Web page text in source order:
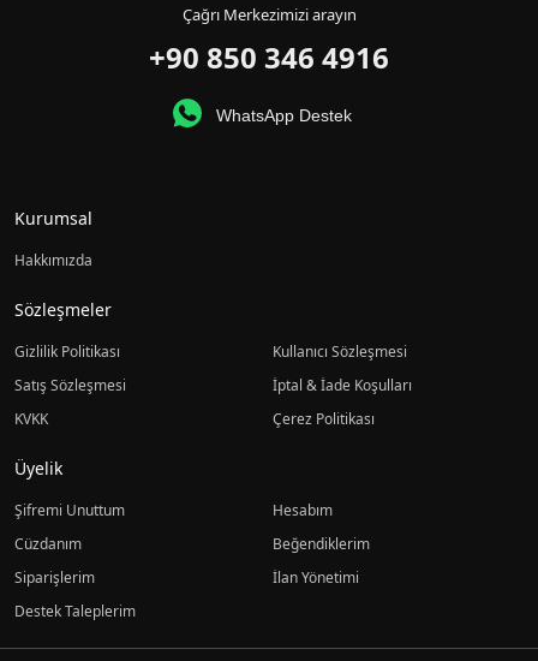
Çağrı Merkezimizi arayın
+90 850 346 4916
WhatsApp Destek
Kurumsal
Hakkımızda
Sözleşmeler
Gizlilik Politikası
Kullanıcı Sözleşmesi
Satış Sözleşmesi
İptal & İade Koşulları
KVKK
Çerez Politikası
Üyelik
Şifremi Unuttum
Hesabım
Cüzdanım
Beğendiklerim
Siparişlerim
İlan Yönetimi
Destek Taleplerim